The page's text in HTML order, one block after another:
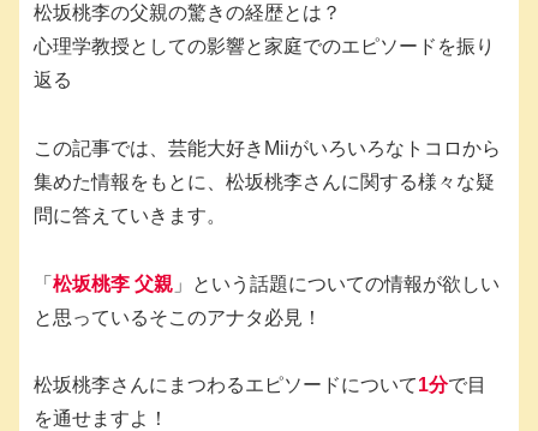
松坂桃李の父親の驚きの経歴とは？
心理学教授としての影響と家庭でのエピソードを振り
返る
この記事では、芸能大好きMiiがいろいろなトコロから
集めた情報をもとに、松坂桃李さんに関する様々な疑
問に答えていきます。
「 松坂桃李 父親 」という話題についての情報が欲しい
と思っているそこのアナタ必見！
松坂桃李さんにまつわるエピソードについて1分で目
を通せますよ！